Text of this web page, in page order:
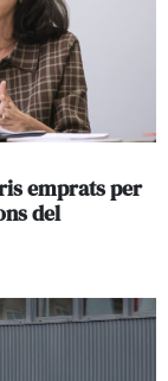
emprats per
del